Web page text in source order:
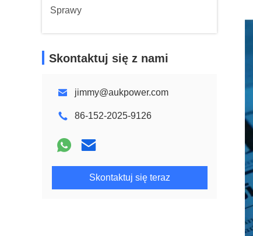
Sprawy
Skontaktuj się z nami
jimmy@aukpower.com
86-152-2025-9126
Skontaktuj się teraz